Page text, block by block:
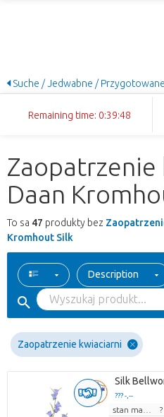
Suche / Jedwabne / Przygotowane
Remaining time: 0:39:48
Zaopatrzenie
Daan
To sa 47 produkty bez
Kromhout Silk
Description
Zaopatrzenie kwiaciarni
Silk
??? -,--
Cena za ?